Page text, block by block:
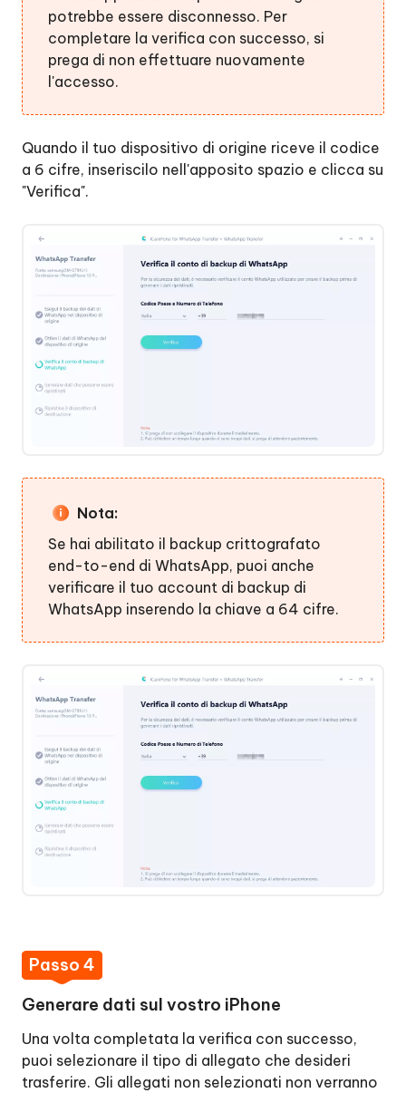
potrebbe essere disconnesso. Per
completare la verifica con successo, si
prega di non effettuare nuovamente
l'accesso.
Quando il tuo dispositivo di origine riceve il codice
a 6 cifre, inseriscilo nell'apposito spazio e clicca su
"Verifica".
Nota:
Se hai abilitato il backup crittografato
end-to-end di WhatsApp, puoi anche
verificare il tuo account di backup di
WhatsApp inserendo la chiave a 64 cifre.
Passo 4
Generare dati sul vostro iPhone
Una volta completata la verifica con successo,
puoi selezionare il tipo di allegato che desideri
trasferire. Gli allegati non selezionati non verranno